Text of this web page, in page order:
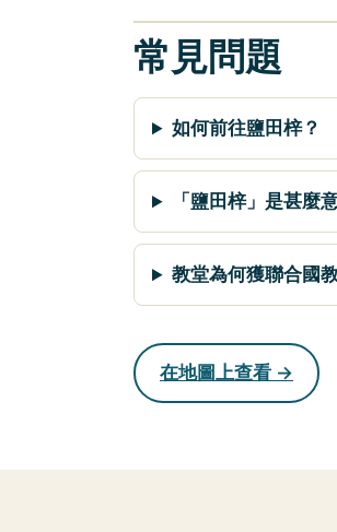
常見問題
如何前往鹽田梓？
「鹽田梓」是甚麼
教堂為何獲聯合國
在地圖上查看 →